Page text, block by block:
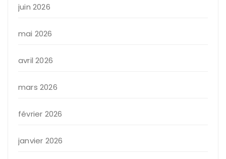
juin 2026
mai 2026
avril 2026
mars 2026
février 2026
janvier 2026